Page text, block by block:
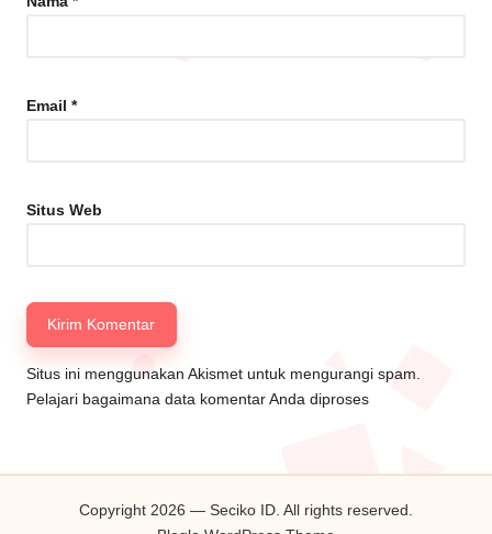
Email *
Situs Web
Situs ini menggunakan Akismet untuk mengurangi spam.
Pelajari bagaimana data komentar Anda diproses
Copyright 2026 — Seciko ID. All rights reserved.